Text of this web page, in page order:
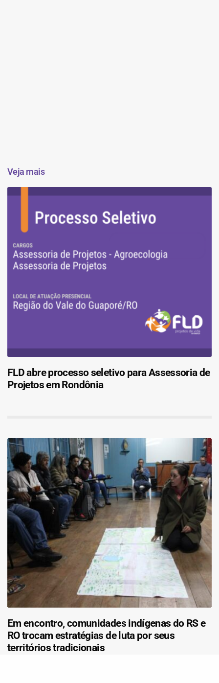
Veja mais
FLD abre processo seletivo para Assessoria de
Projetos em Rondônia
Em encontro, comunidades indígenas do RS e
RO trocam estratégias de luta por seus
territórios tradicionais